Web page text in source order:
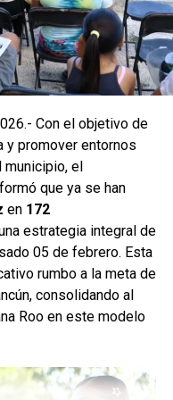
forman parte de
en las
101, 102, 105, 251,
de prevención,
pozos de absorción
personal de
tierra y otros
En la
la jornada con una
evitar la formación de
la correcta
y llantas.
Con el objetivo de
y promover entornos
el
que ya se han
en 172
estrategia integral de
05 de febrero. Esta
rumbo a la meta de
consolidando al
Roo en este modelo